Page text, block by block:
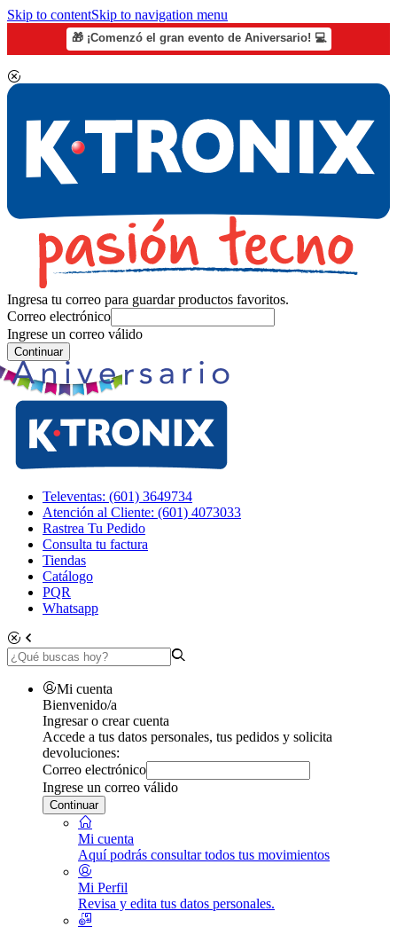
Skip to contentSkip to navigation menu
🎁 ¡Comenzó el gran evento de Aniversario! 💻
Ingresa tu correo para guardar productos favoritos.
Correo electrónico
Ingrese un correo válido
Continuar
Televentas: (601) 3649734
Atención al Cliente: (601) 4073033
Rastrea Tu Pedido
Consulta tu factura
Tiendas
Catálogo
PQR
Whatsapp
Mi cuenta
Bienvenido/a
Ingresar o crear cuenta
Accede a tus datos personales, tus pedidos y solicita
devoluciones:
Correo electrónico
Ingrese un correo válido
Continuar
Mi cuenta
Aquí podrás consultar todos tus movimientos
Mi Perfil
Revisa y edita tus datos personales.